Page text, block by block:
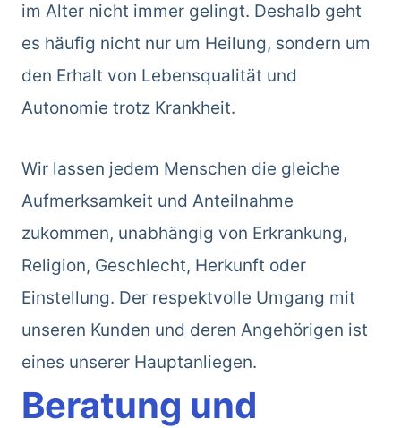
im Alter nicht immer gelingt. Deshalb geht
es häufig nicht nur um Heilung, sondern um
den Erhalt von Lebensqualität und
Autonomie trotz Krankheit.
Wir lassen jedem Menschen die gleiche
Aufmerksamkeit und Anteilnahme
zukommen, unabhängig von Erkrankung,
Religion, Geschlecht, Herkunft oder
Einstellung. Der respektvolle Umgang mit
unseren Kunden und deren Angehörigen ist
eines unserer Hauptanliegen.
Beratung und